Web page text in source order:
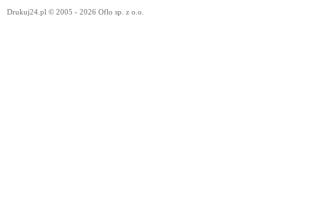
Drukuj24.pl © 2005 - 2026 Oflo sp. z o.o.